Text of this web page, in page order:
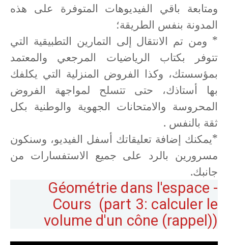
ومتابعة باقي الفيديوهات المتوفرة على هذه
المدونة بنفس الطريقة؛
* ومن تم الانتقال إلى التمارين التطبيقية التي
تتوفر بكتاب الرياضيات المرجعي والمعتمد
بمؤسستك، وكذا الفروض المنزلية التي يكلفك
بها أستاذك، حتى تتسلح لمواجهة الفروض
المحروسة والامتحانات الجهوية والوطنية بكل
ثقة بالنفس .
*يمكنك إضافة تعليقاتك أسفل الفيديو، وسنكون
مسرورين بالرد على جميع الاستفسارات من
جانبك.
Géométrie dans l'espace -
Cours (part 3: calculer le
volume d'un cône (rappel))